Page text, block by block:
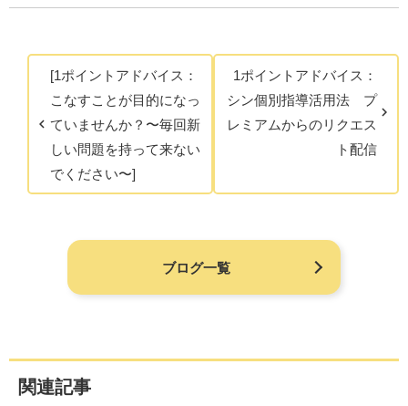
[1ポイントアドバイス：
こなすことが目的になっ
ていませんか？〜毎回新
しい問題を持って来ない
でください〜]
1ポイントアドバイス：
シン個別指導活用法 プ
レミアムからのリクエス
ト配信
ブログ一覧
関連記事